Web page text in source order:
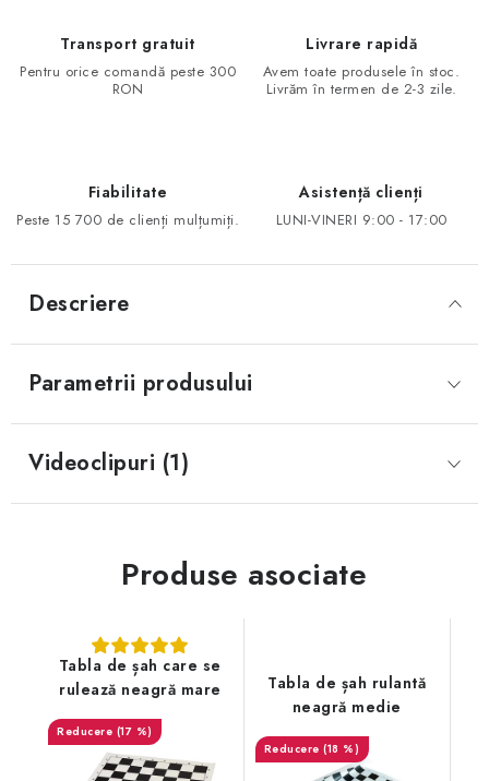
Transport gratuit
Pentru orice comandă peste 300
RON
Livrare rapidă
Avem toate produsele în stoc.
Livrăm în termen de 2-3 zile.
Fiabilitate
Peste 15 700 de clienți mulțumiți.
Asistență clienți
LUNI-VINERI 9:00 - 17:00
Descriere
Parametrii produsului
Videoclipuri (1)
Produse asociate
Tabla de șah care se
rulează neagră mare
(17 %)
Tabla de șah rulantă
neagră medie
(18 %)